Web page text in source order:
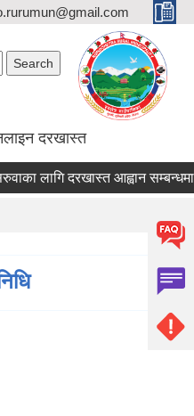
दरखास्त
दरखास्त आह्वान सम्बन्धमा।